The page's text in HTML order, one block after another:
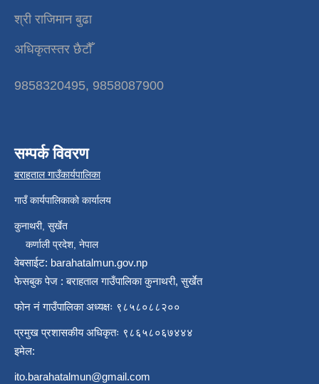
श्री राजिमान बुढा
अधिकृतस्तर छैटौँ
9858320495, 9858087900
सम्पर्क विवरण
बराहताल गाउँकार्यपालिका
गाउँ कार्यपालिकाको कार्यालय
कुनाथरी, सुर्खेत
कर्णाली प्रदेश, नेपाल
वेबसाईट: barahatalmun.gov.np
फेसबुक पेज : बराहताल गाउँपालिका कुनाथरी, सुर्खेत
फोन नं गाउँपालिका अध्यक्षः ९८५८०८८२००
प्रमुख प्रशासकीय अधिकृतः ९८६५८०६७४४४
इमेल:
ito.barahatalmun@gmail.com